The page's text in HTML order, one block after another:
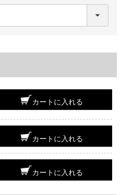
カートに入れる
カートに入れる
カートに入れる